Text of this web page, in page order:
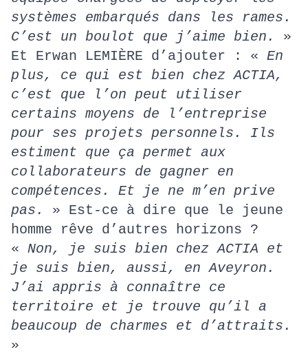
systèmes embarqués dans les rames.
C’est un boulot que j’aime bien.
»
Et Erwan LEMIÈRE d’ajouter : « En
plus, ce qui est bien chez ACTIA,
c’est que l’on peut utiliser
certains moyens de l’entreprise
pour ses projets personnels. Ils
estiment que ça permet aux
collaborateurs de gagner en
compétences. Et je ne m’en prive
pas.
» Est-ce à dire que le jeune
homme rêve d’autres horizons ?
« Non, je suis bien chez ACTIA et
je suis bien, aussi, en Aveyron.
J’ai appris à connaître ce
territoire et je trouve qu’il a
beaucoup de charmes et d’attraits.
»